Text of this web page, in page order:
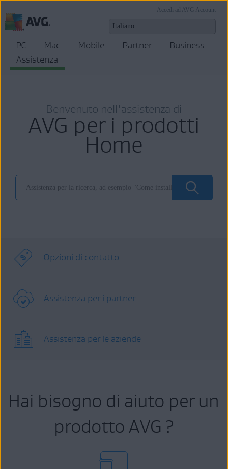
Accedi ad AVG Account
PC Mac Mobile Partner
Business
Assistenza
Benvenuto nell'assistenza di
AVG per i prodotti
Home
Opzioni di contatto
Assistenza per i partner
Assistenza per le aziende
Hai bisogno di aiuto per un
prodotto AVG ?